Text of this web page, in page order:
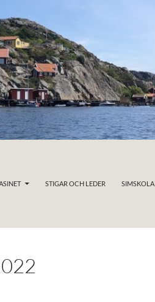
STIGAR OCH LEDER SIMSKOLA